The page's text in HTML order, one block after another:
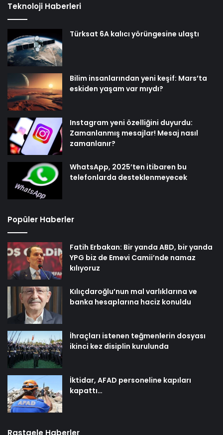
Teknoloji Haberleri
Türksat 6A kalıcı yörüngesine ulaştı
Bilim insanlarından yeni keşif: Mars’ta
eskiden yaşam var mıydı?
Instagram yeni özelliğini duyurdu:
Zamanlanmış mesajlar! Mesaj nasıl
zamanlanır?
WhatsApp, 2025’ten itibaren bu
telefonlarda desteklenmeyecek
Popüler Haberler
Fatih Erbakan: Bir yanda ABD, bir yanda
YPG biz de Emevi Camii’nde namaz
kılıyoruz
Kılıçdaroğlu’nun mal varlıklarına ve
banka hesaplarına haciz konuldu
İhraçları istenen teğmenlerin dosyası
ikinci kez disiplin kurulunda
İktidar, AFAD personeline kapıları
kapattı…
Rastgele Haberler